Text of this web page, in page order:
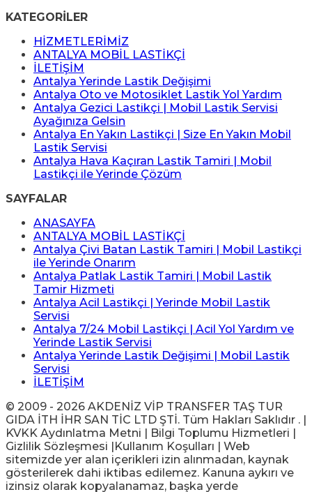
KATEGORİLER
HİZMETLERİMİZ
ANTALYA MOBİL LASTİKÇİ
İLETİŞİM
Antalya Yerinde Lastik Değişimi
Antalya Oto ve Motosiklet Lastik Yol Yardım
Antalya Gezici Lastikçi | Mobil Lastik Servisi
Ayağınıza Gelsin
Antalya En Yakın Lastikçi | Size En Yakın Mobil
Lastik Servisi
Antalya Hava Kaçıran Lastik Tamiri | Mobil
Lastikçi ile Yerinde Çözüm
SAYFALAR
ANASAYFA
ANTALYA MOBİL LASTİKÇİ
Antalya Çivi Batan Lastik Tamiri | Mobil Lastikçi
ile Yerinde Onarım
Antalya Patlak Lastik Tamiri | Mobil Lastik
Tamir Hizmeti
Antalya Acil Lastikçi | Yerinde Mobil Lastik
Servisi
Antalya 7/24 Mobil Lastikçi | Acil Yol Yardım ve
Yerinde Lastik Servisi
Antalya Yerinde Lastik Değişimi | Mobil Lastik
Servisi
İLETİŞİM
© 2009 - 2026 AKDENİZ VİP TRANSFER TAŞ TUR
GIDA İTH İHR SAN TİC LTD ŞTİ. Tüm Hakları Saklıdır . |
KVKK Aydınlatma Metni | Bilgi Toplumu Hizmetleri |
Gizlilik Sözleşmesi |Kullanım Koşulları | Web
sitemizde yer alan içerikleri izin alınmadan, kaynak
gösterilerek dahi iktibas edilemez. Kanuna aykırı ve
izinsiz olarak kopyalanamaz, başka yerde